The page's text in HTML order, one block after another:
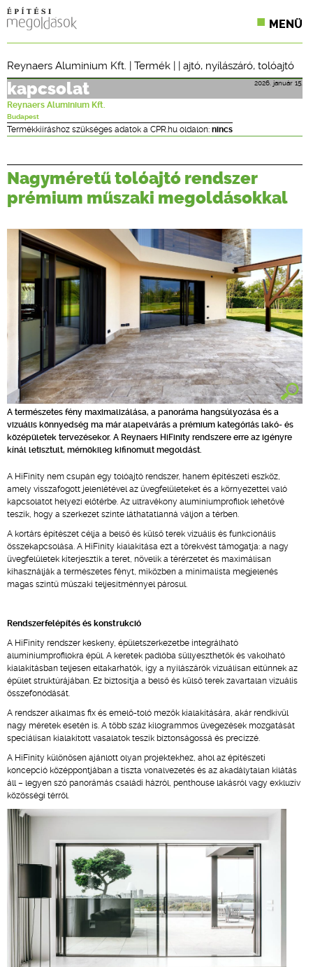
MENÜ
ONLINE KÉPZÉSEK
TERVEZÉSI SEGÉDLETEK
Reynaers Aluminium Kft. | Termék | | ajtó, nyílászáró, tolóajtó
2026. január 15.
kapcsolat
Reynaers Aluminium Kft.
Budapest
Termékkiíráshoz szükséges adatok a CPR.hu oldalon: nincs
Nagyméretű tolóajtó rendszer
prémium műszaki megoldásokkal
A természetes fény maximalizálása, a panoráma hangsúlyozása és a
vizuális könnyedség ma már alapelvárás a prémium kategóriás lakó- és
középületek tervezésekor. A Reynaers HiFinity rendszere erre az igényre
kínál letisztult, mérnökileg kifinomult megoldást.
A HiFinity nem csupán egy tolóajtó rendszer, hanem építészeti eszköz,
amely visszafogott jelenlétével az üvegfelületeket és a környezettel való
kapcsolatot helyezi előtérbe. Az ultravékony alumíniumprofilok lehetővé
teszik, hogy a szerkezet szinte láthatatlanná váljon a térben.
A kortárs építészet célja a belső és külső terek vizuális és funkcionális
összekapcsolása. A HiFinity kialakítása ezt a törekvést támogatja: a nagy
üvegfelületek kiterjesztik a teret, növelik a térérzetet és maximálisan
kihasználják a természetes fényt, miközben a minimalista megjelenés
magas szintű műszaki teljesítménnyel párosul.
Rendszerfelépítés és konstrukció
A HiFinity rendszer keskeny, épületszerkezetbe integrálható
alumíniumprofilokra épül. A keretek padlóba süllyeszthetők és vakolható
kialakításban teljesen eltakarhatók, így a nyílászárók vizuálisan eltűnnek az
épület struktúrájában. Ez biztosítja a belső és külső terek zavartalan vizuális
összefonódását.
A rendszer alkalmas fix és emelő-toló mezők kialakítására, akár rendkívül
nagy méretek esetén is. A több száz kilogrammos üvegezések mozgatását
speciálisan kialakított vasalatok teszik biztonságossá és precízzé.
A HiFinity különösen ajánlott olyan projektekhez, ahol az építészeti
koncepció középpontjában a tiszta vonalvezetés és az akadálytalan kilátás
áll – legyen szó panorámás családi házról, penthouse lakásról vagy exkluzív
közösségi térről.